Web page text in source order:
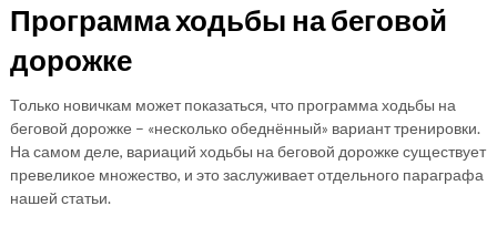
Программа ходьбы на беговой
дорожке
Только новичкам может показаться, что программа ходьбы на
беговой дорожке – «несколько обеднённый» вариант тренировки.
На самом деле, вариаций ходьбы на беговой дорожке существует
превеликое множество, и это заслуживает отдельного параграфа
нашей статьи.